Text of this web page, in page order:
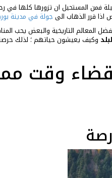
فمن المستحيل ان تزورها كلها في
اذا قرر الذهاب الى جولة في مدينة
المعالم التاريخية والبعض يحب
وكيف يعيشون حياتهم ؛ لذلك
وقت